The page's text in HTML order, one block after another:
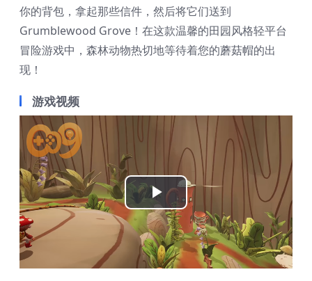
你的背包，拿起那些信件，然后将它们送到
Grumblewood Grove！在这款温馨的田园风格轻平台
冒险游戏中，森林动物热切地等待着您的蘑菇帽的出
现！
游戏视频
Play
Video